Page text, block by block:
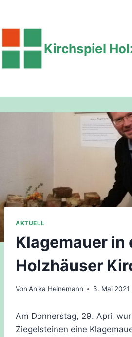
springen
Kirchspiel
AKTUELL
Klagemauer in
Holzhäuser
Von Anika Heinemann 3. Mai 2021
Am Donnerstag, 29. April
Ziegelsteinen eine